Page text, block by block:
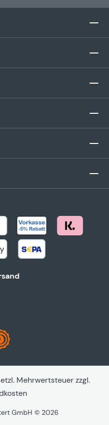
Mehrwertsteuer zzgl.
GmbH © 2026